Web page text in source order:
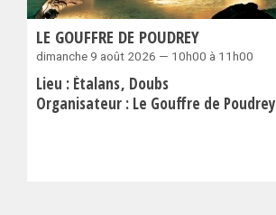
LE GOUFFRE DE POUDREY
dimanche 9 août 2026 — 10h00 à 11h00
Lieu : Étalans Doubs
Organisateur : Le Gouffre de Poudrey